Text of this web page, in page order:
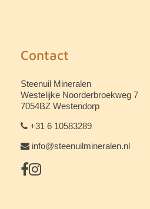
Contact
Steenuil Mineralen
Westelijke Noorderbroekweg 7
7054BZ Westendorp
+31 6 10583289
info@steenuilmineralen.nl